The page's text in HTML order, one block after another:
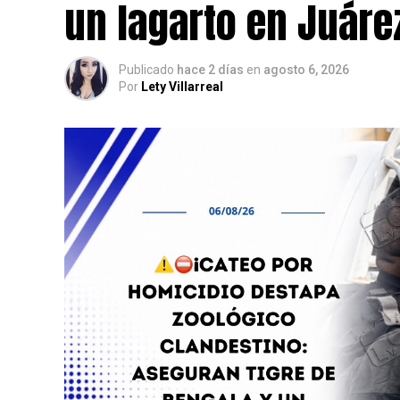
un lagarto en
Publicado hace 2 días en agosto 6, 2026
Por Lety Villarreal